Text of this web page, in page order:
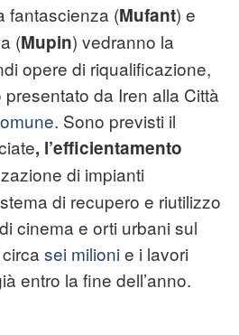
fantascienza (Mufant) e
(Mupin) vedranno la
opere di riqualificazione,
da Iren alla Città
. Sono previsti il
, l’efficientamento
di impianti
di recupero e riutilizzo
cinema e orti urbani sul
sei milionie i lavori
entro la fine dell’anno.